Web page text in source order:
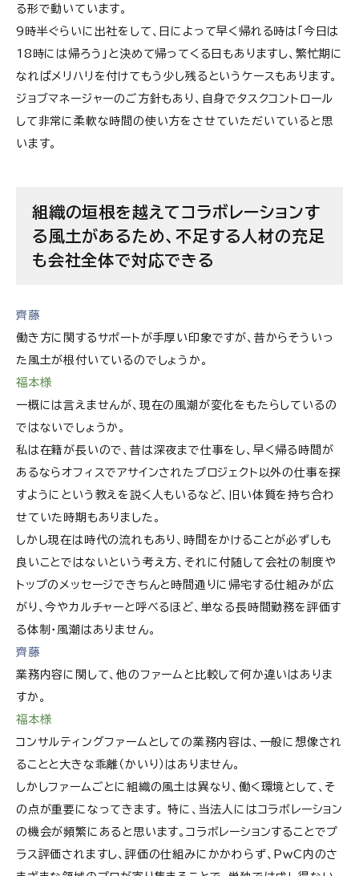
る形で動いています。
9時半ぐらいに出社をして、日によって早く帰れる時は「今日は
18時には帰ろう」と決めて帰ってくる日もありますし、繁忙期に
なればメリハリを付けてもう少し残るというケースもあります。
ジョブマネージャーのご方針もあり、自身でタスクコントロール
して非常に柔軟な時間の使い方をさせていただいていると思
います。
組織の垣根を越えてコラボレーションす
る風土があるため、不足する人材の充足
も会社全体で対応できる
齊藤
働き方に関するサポートが手厚い印象ですが、昔からそういっ
た風土が根付いているのでしょうか。
福本様
一概には言えませんが、現在の風潮が変化をもたらしているの
ではないでしょうか。
私は在籍が長いので、昔は深夜まで仕事をし、早く帰る時間が
あるならオフィスでアサインされたプロジェクト以外の仕事を探
すようにという教えを説く人もいるなど、旧い体質を持ち合わ
せていた時期もありました。
しかし現在は時代の流れもあり、時間をかけることが必ずしも
良いことではないという考え方、それに付随して会社の制度や
トップのメッセージできちんと時間通りに帰宅する仕組みが広
がり、今やカルチャーと呼べるほど、単なる長時間勤務を評価す
る体制・風潮はありません。
齊藤
業務内容に関して、他のファームと比較して何か違いはありま
すか。
福本様
コンサルティングファームとしての業務内容は、一般に想像され
ることと大きな乖離（かいり）はありません。
しかしファームごとに組織の風土は異なり、働く環境として、そ
の点が重要になってきます。 特に、当法人にはコラボレーション
の機会が頻繁にあると思います。コラボレーションすることでプ
ラス評価されますし、評価の仕組みにかかわらず、PwC内のさ